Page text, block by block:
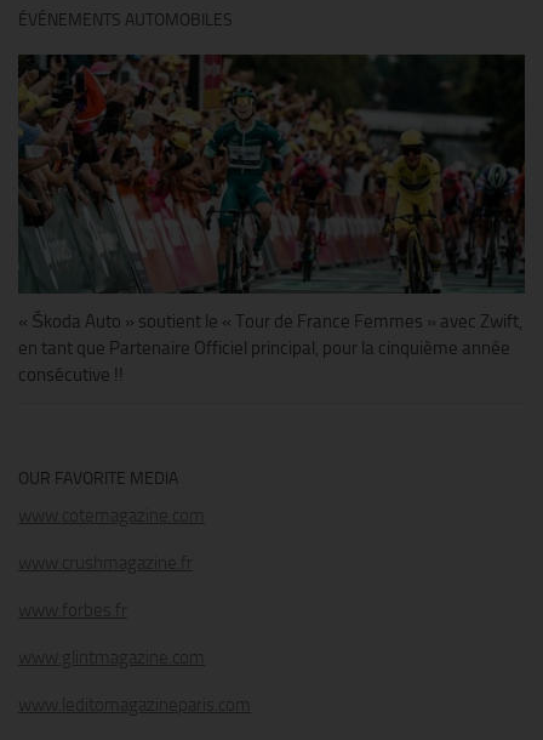
ÉVÉNEMENTS AUTOMOBILES
« Škoda Auto » soutient le « Tour de France Femmes » avec Zwift,
en tant que Partenaire Officiel principal, pour la cinquième année
consécutive !!
OUR FAVORITE MEDIA
www.cotemagazine.com
www.crushmagazine.fr
www.forbes.fr
www.glintmagazine.com
www.leditomagazineparis.com